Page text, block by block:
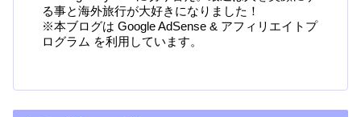
る事と海外旅行が大好きになりました！
※本ブログは Google AdSense & アフィリエイトプ
ログラム を利用しています。